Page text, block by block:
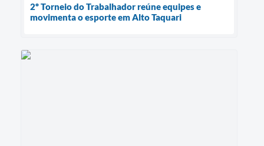
2º Torneio do Trabalhador reúne equipes e
movimenta o esporte em Alto Taquari